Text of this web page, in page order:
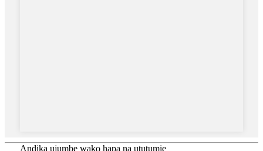
Andika ujumbe wako hapa na ututumie